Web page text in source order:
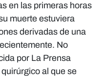
en las primeras horas
muerte estuviera
derivadas de una
No
por La Prensa
al que se